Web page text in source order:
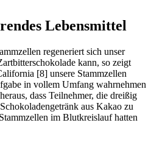
Lebensmittel
regeneriert sich unser
kann, so zeigt
[8] unsere Stammzellen
in vollem Umfang wahrnehmen
dass Teilnehmer, die dreißig
aus Kakao zu
im Blutkreislauf hatten